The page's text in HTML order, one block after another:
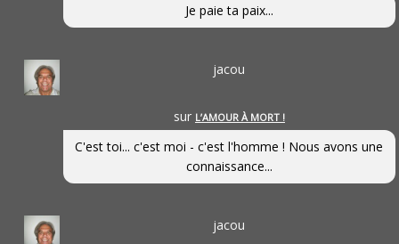
Je paie ta paix...
jacou
sur L’AMOUR À MORT !
C'est toi... c'est moi - c'est l'homme ! Nous avons une
connaissance...
jacou